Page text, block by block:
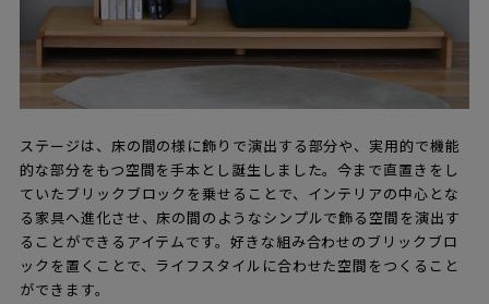
ステージは、床の間の様に飾りで演出する部分や、実用的で機能
的な部分をもつ空間を手本とし誕生しました。今まで直置きをし
ていたブリックブロックを乗せることで、インテリアの中心とな
る家具へ進化させ、床の間のようなシンプルで飾る空間を演出す
ることができるアイテムです。好きな組み合わせのブリックブロ
ックを置くことで、ライフスタイルに合わせた空間をつくること
ができます。